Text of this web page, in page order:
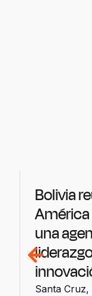
Bolivia
una
Santa